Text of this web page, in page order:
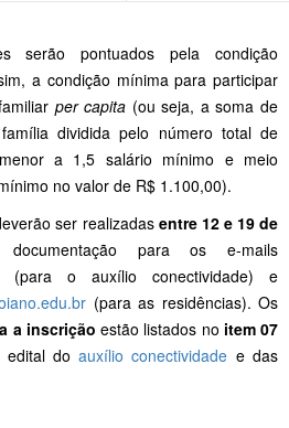
serão pontuados pela condição
a condição mínima para participar
per capita (ou seja, a soma de
dividida pelo número total de
a 1,5 salário mínimo e meio
no valor de R$ 1.100,00).
ser realizadasentre 12 e 19 de
para os e-mails
(para o auxílio conectividade) e
(para as residências). Os
a inscrição estão listados no item 07
edital doauxílio conectividade e das